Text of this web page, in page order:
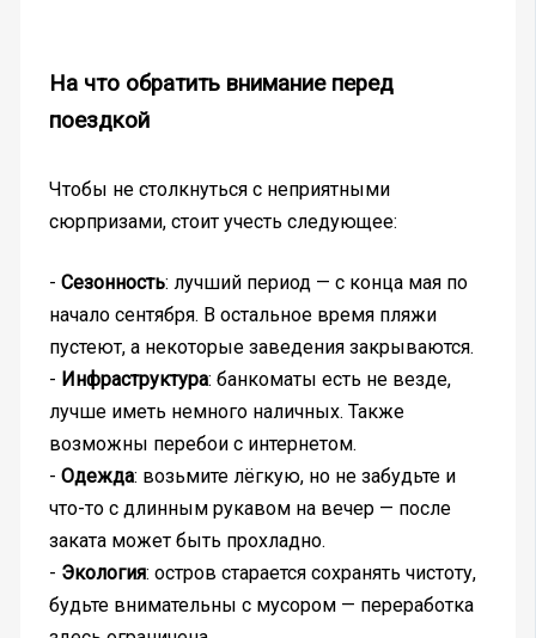
На что обратить внимание перед
поездкой
Чтобы не столкнуться с неприятными
сюрпризами, стоит учесть следующее:
- Сезонность: лучший период — с конца мая по
начало сентября. В остальное время пляжи
пустеют, а некоторые заведения закрываются.
- Инфраструктура: банкоматы есть не везде,
лучше иметь немного наличных. Также
возможны перебои с интернетом.
- Одежда: возьмите лёгкую, но не забудьте и
что-то с длинным рукавом на вечер — после
заката может быть прохладно.
- Экология: остров старается сохранять чистоту,
будьте внимательны с мусором — переработка